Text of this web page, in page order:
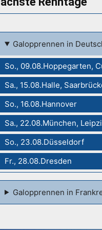
Galopprennen in
So., 09.08.Hoppegarten,
Sa., 15.08.Halle,
So., 16.08.Hannover
Sa., 22.08.München,
So., 23.08.Düsseldorf
Fr., 28.08.Dresden
Galopprennen in